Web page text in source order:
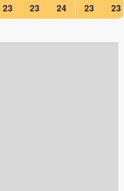
23 23 24 23 23